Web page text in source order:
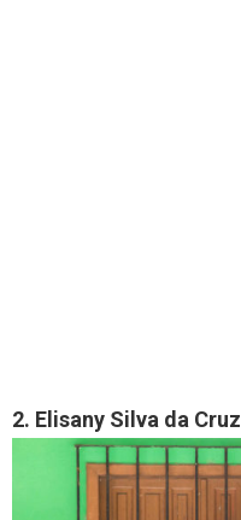
2. Elisany Silva da Cruz